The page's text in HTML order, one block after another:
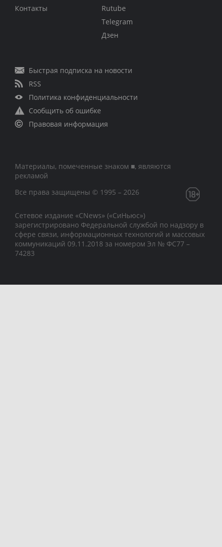
Контакты
Rutube
Telegram
Дзен
Быстрая подписка на новости
RSS
Политика конфиденциальности
Сообщить об ошибке
Правовая информация
Материалы, помеченные знаком ■, являются
рекламой
Все права защищены © 1995 – 2026
Сетевое издание «CNews» («СиНьюс»)
зарегистрировано Федеральной службой по надзору в
сфере связи, информационных технологий и массовых
коммуникаций 09.11.2018 за номером Эл № ФС77 –
74283